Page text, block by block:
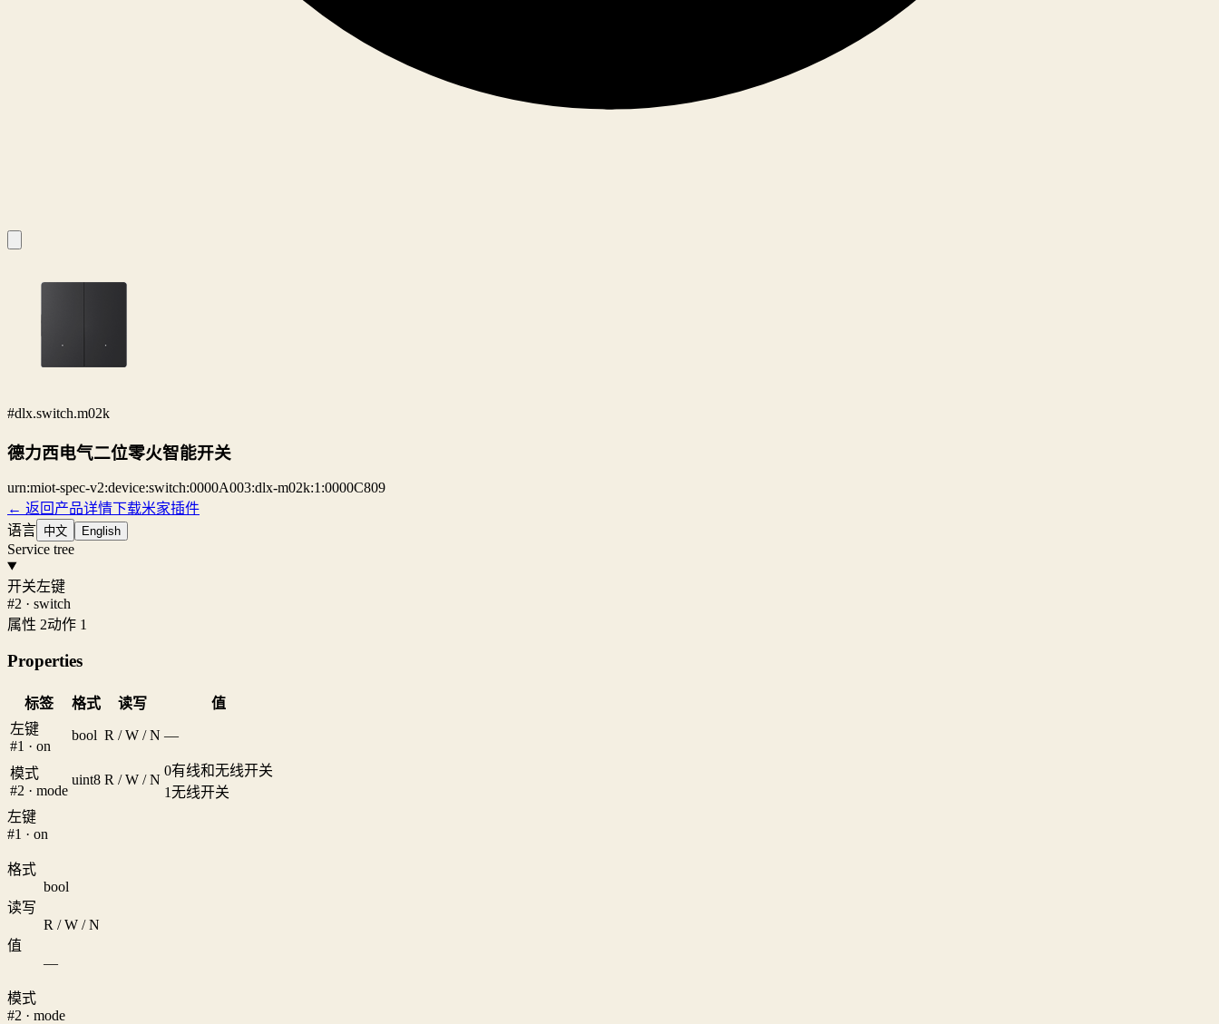
#dlx.switch.m02k
德力西电气二位零火智能开关
urn:miot-spec-v2:device:switch:0000A003:dlx-m02k:1:0000C809
← 返回产品详情下载米家插件
语言 中文 English
Service tree
开关左键
#2 · switch
属性 2动作 1
Properties
标签 格式 读写
值
左键
#1 · on
bool R / W / N —
模式
#2 · mode
uint8 R / W / N
0有线和无线开关
1无线开关
左键
#1 · on
格式
bool
读写
R / W / N
值
—
模式
#2 · mode